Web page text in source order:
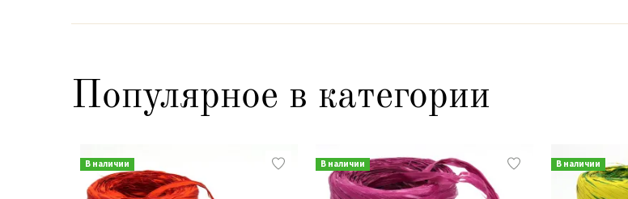
Популярное в категории
В наличии В наличии В наличии